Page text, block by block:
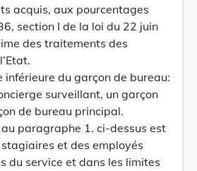
acquis, aux pourcentages
section I de la loi du 22 juin
des traitements des
inférieure du garçon de bureau:
surveillant, un garçon
de bureau principal.
paragraphe 1. ci-dessus est
et des employés
du service et dans les limites